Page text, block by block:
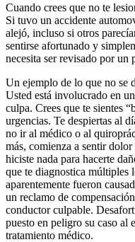
Cuando crees que no te
Si tuvo un accidente
alejó, incluso si otros
sentirse afortunado y
necesita ser revisado por un
Un ejemplo de lo que no se
Usted está involucrado en
culpa. Crees que te sientes
urgencias. Te despiertas al
no ir al médico o al
más, comienza a sentir
hiciste nada para hacerte
que te diagnostica múltiples
aparentemente fueron
un reclamo de
conductor culpable.
puesto en peligro su caso al
tratamiento médico.